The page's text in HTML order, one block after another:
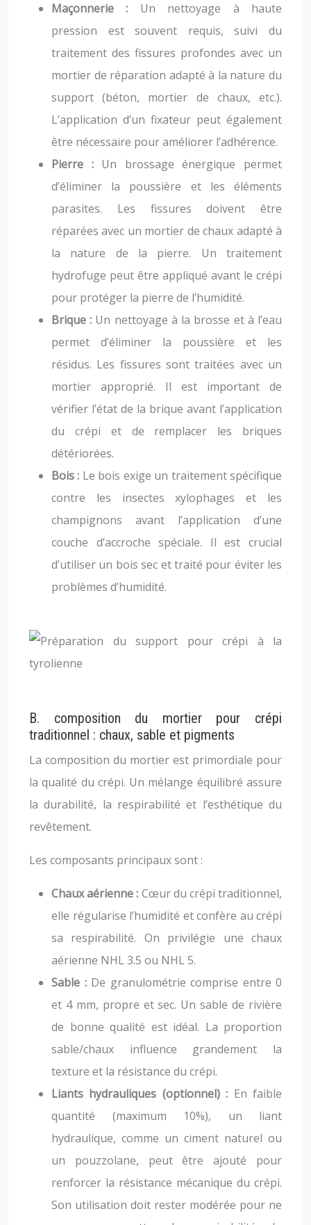
Maçonnerie : Un nettoyage à haute
pression est souvent requis, suivi du
traitement des fissures profondes avec un
mortier de réparation adapté à la nature du
support (béton, mortier de chaux, etc.).
L’application d’un fixateur peut également
être nécessaire pour améliorer l’adhérence.
Pierre : Un brossage énergique permet
d’éliminer la poussière et les éléments
parasites. Les fissures doivent être
réparées avec un mortier de chaux adapté à
la nature de la pierre. Un traitement
hydrofuge peut être appliqué avant le crépi
pour protéger la pierre de l’humidité.
Brique : Un nettoyage à la brosse et à l’eau
permet d’éliminer la poussière et les
résidus. Les fissures sont traitées avec un
mortier approprié. Il est important de
vérifier l’état de la brique avant l’application
du crépi et de remplacer les briques
détériorées.
Bois : Le bois exige un traitement spécifique
contre les insectes xylophages et les
champignons avant l’application d’une
couche d’accroche spéciale. Il est crucial
d’utiliser un bois sec et traité pour éviter les
problèmes d’humidité.
B. composition du mortier pour crépi
traditionnel : chaux, sable et pigments
La composition du mortier est primordiale pour
la qualité du crépi. Un mélange équilibré assure
la durabilité, la respirabilité et l’esthétique du
revêtement.
Les composants principaux sont :
Chaux aérienne : Cœur du crépi traditionnel,
elle régularise l’humidité et confère au crépi
sa respirabilité. On privilégie une chaux
aérienne NHL 3.5 ou NHL 5.
Sable : De granulométrie comprise entre 0
et 4 mm, propre et sec. Un sable de rivière
de bonne qualité est idéal. La proportion
sable/chaux influence grandement la
texture et la résistance du crépi.
Liants hydrauliques (optionnel) : En faible
quantité (maximum 10%), un liant
hydraulique, comme un ciment naturel ou
un pouzzolane, peut être ajouté pour
renforcer la résistance mécanique du crépi.
Son utilisation doit rester modérée pour ne